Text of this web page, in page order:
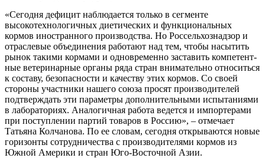
«Сегодня дефицит наблю­дается только в сегменте
высокотехнологичных диетических и функци­ональных
кормов ино­странного производства. Но Россельхознадзор и
отраслевые объединения работают над тем, чтобы на­сытить
рынок такими кормами и одновременно заставить компетент­
ные ветеринарные органы ряда стран внимательно относиться
к составу, безопасности и качеству этих кор­мов. Со своей
стороны участники на­шего союза просят производителей
подтверждать эти параметры допол­нительными испытаниями
в лабора­ториях. Аналогичная работа ведет­ся и импортерами
при поступлении партий товаров в Россию», – отмечает
Татьяна Колчанова. По ее словам, се­годня открываются новые
горизонты сотрудничества с производителями кормов из
Южной Америки и стран Юго-Восточной Азии.